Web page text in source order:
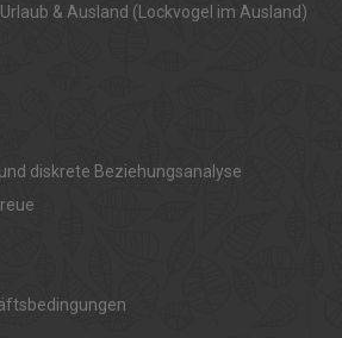
& Ausland (Lockvogel im Ausland)
diskrete Beziehungsanalyse